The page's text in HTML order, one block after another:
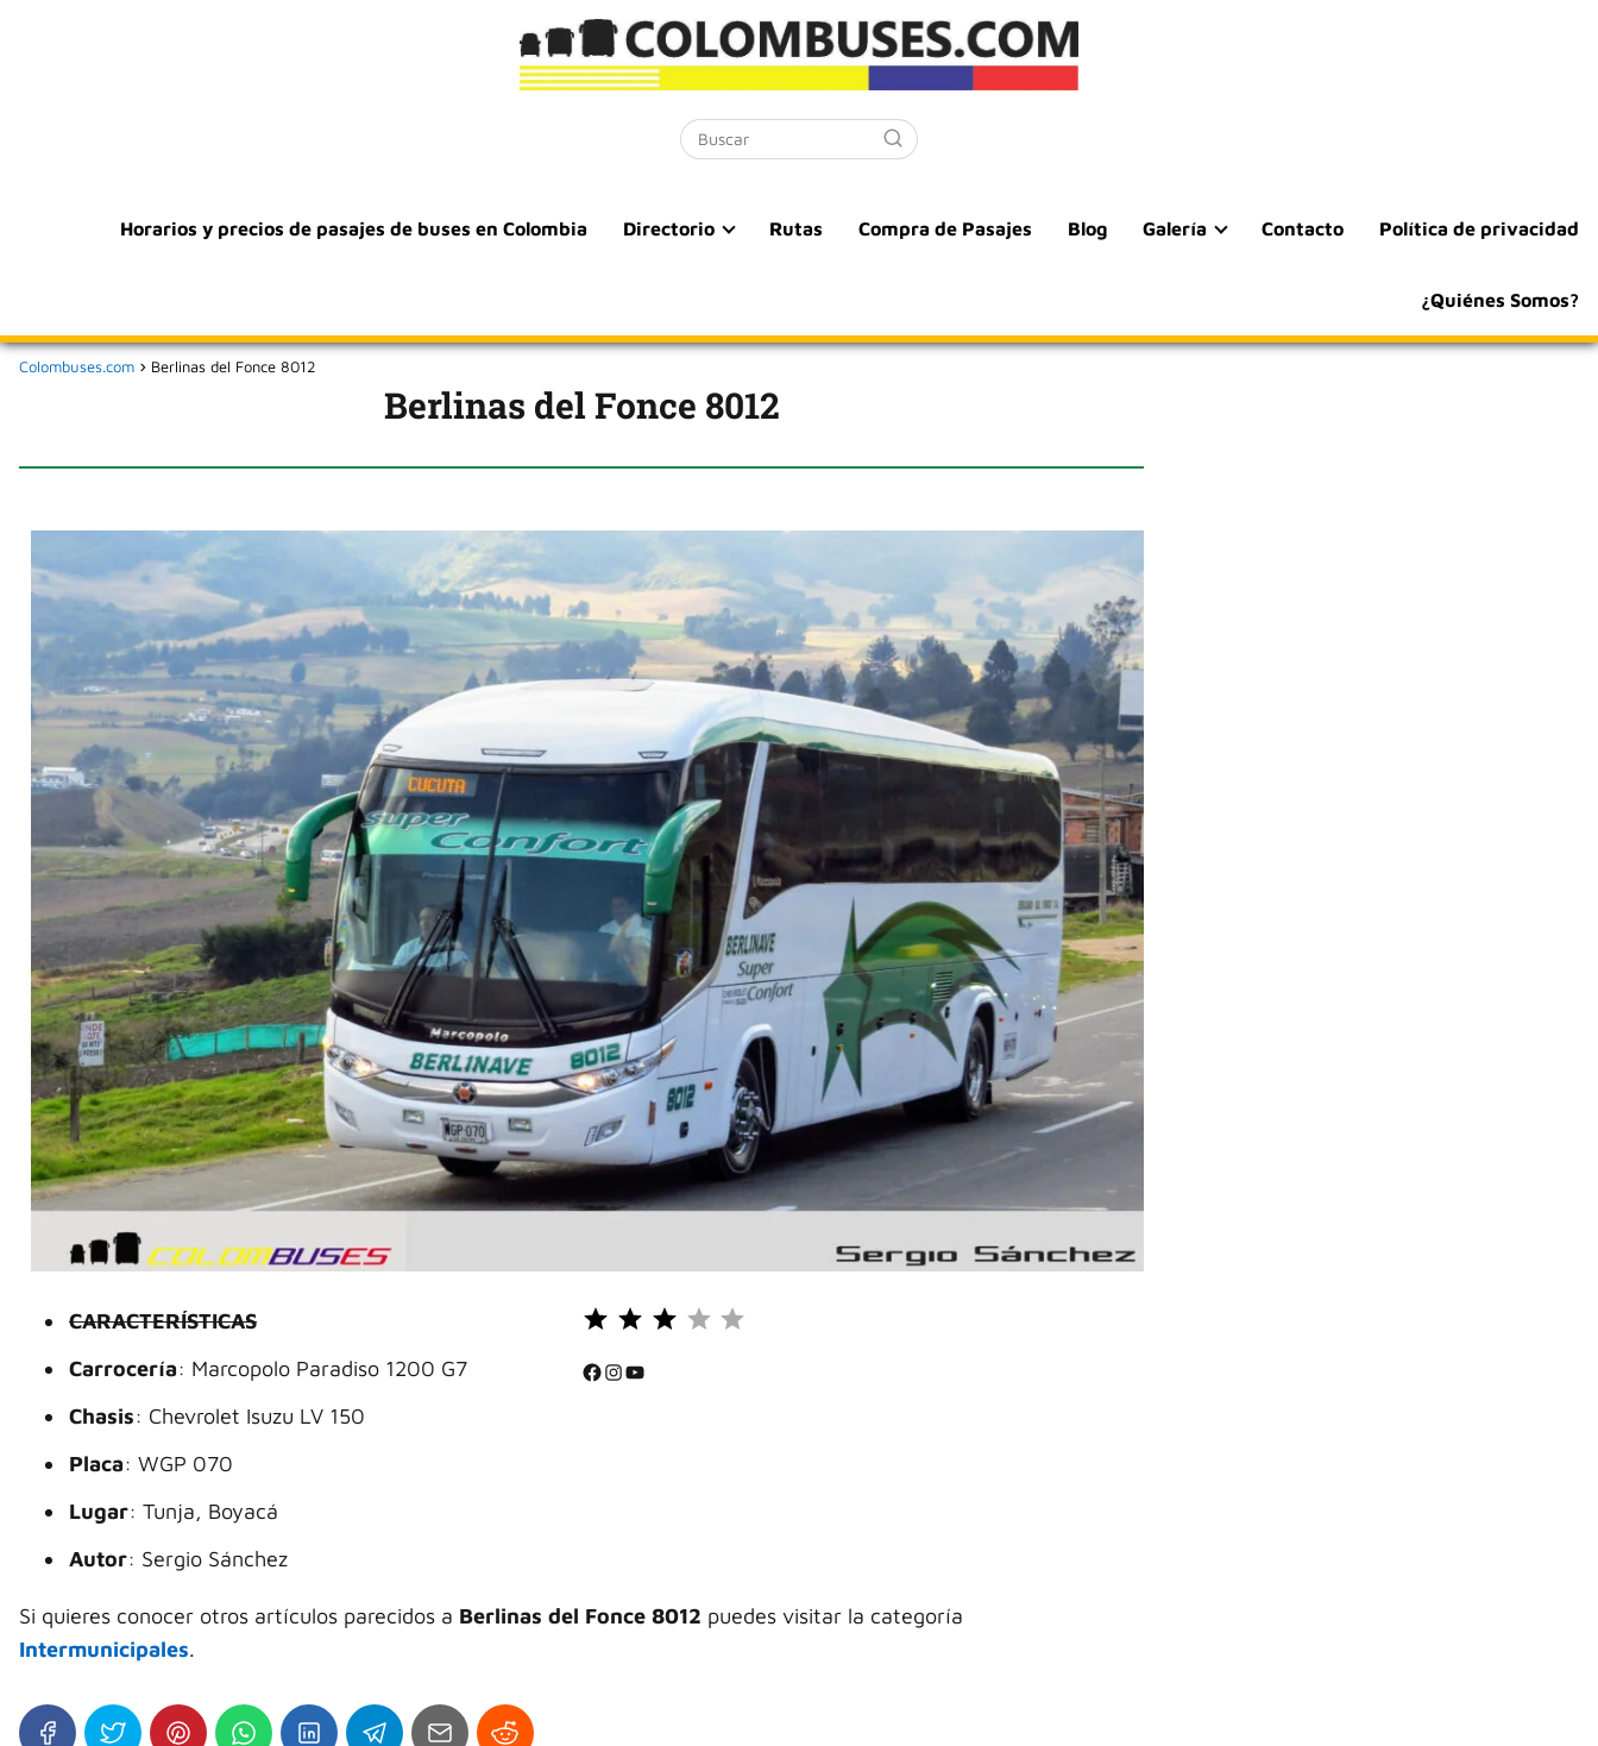
Horarios y precios de pasajes de buses en Colombia Directorio Rutas Compra de Pasajes Blog Galería Contacto Política de privacidad
¿Quiénes Somos?
Colombuses.com Berlinas del Fonce 8012
Berlinas del Fonce 8012
CARACTERÍSTICAS
Carrocería: Marcopolo Paradiso 1200 G7
Chasis: Chevrolet Isuzu LV 150
Placa: WGP 070
Lugar: Tunja, Boyacá
Autor: Sergio Sánchez
⭐
⭐
Facebook InstagramYouTube
Si quieres conocer otros artículos parecidos a Berlinas del Fonce 8012 puedes visitar la categoría
Intermunicipales.